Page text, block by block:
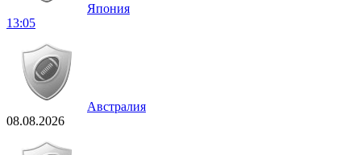
Япония
13:05
Австралия
08.08.2026